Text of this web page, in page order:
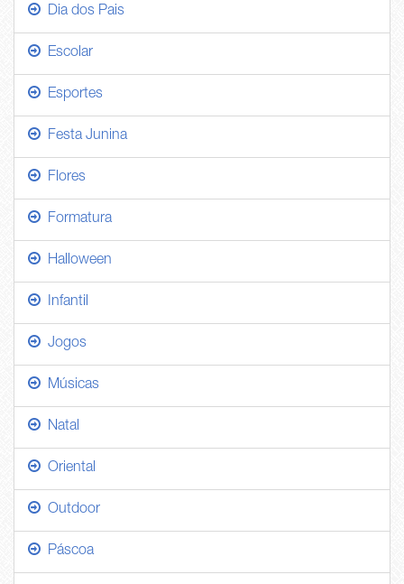
Dia dos Pais
Escolar
Esportes
Festa Junina
Flores
Formatura
Halloween
Infantil
Jogos
Músicas
Natal
Oriental
Outdoor
Páscoa